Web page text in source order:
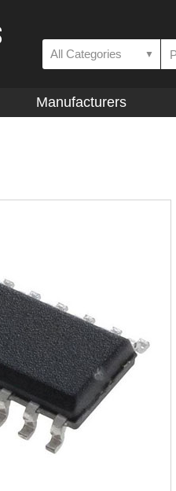
All Categories ▼
Manufacturers